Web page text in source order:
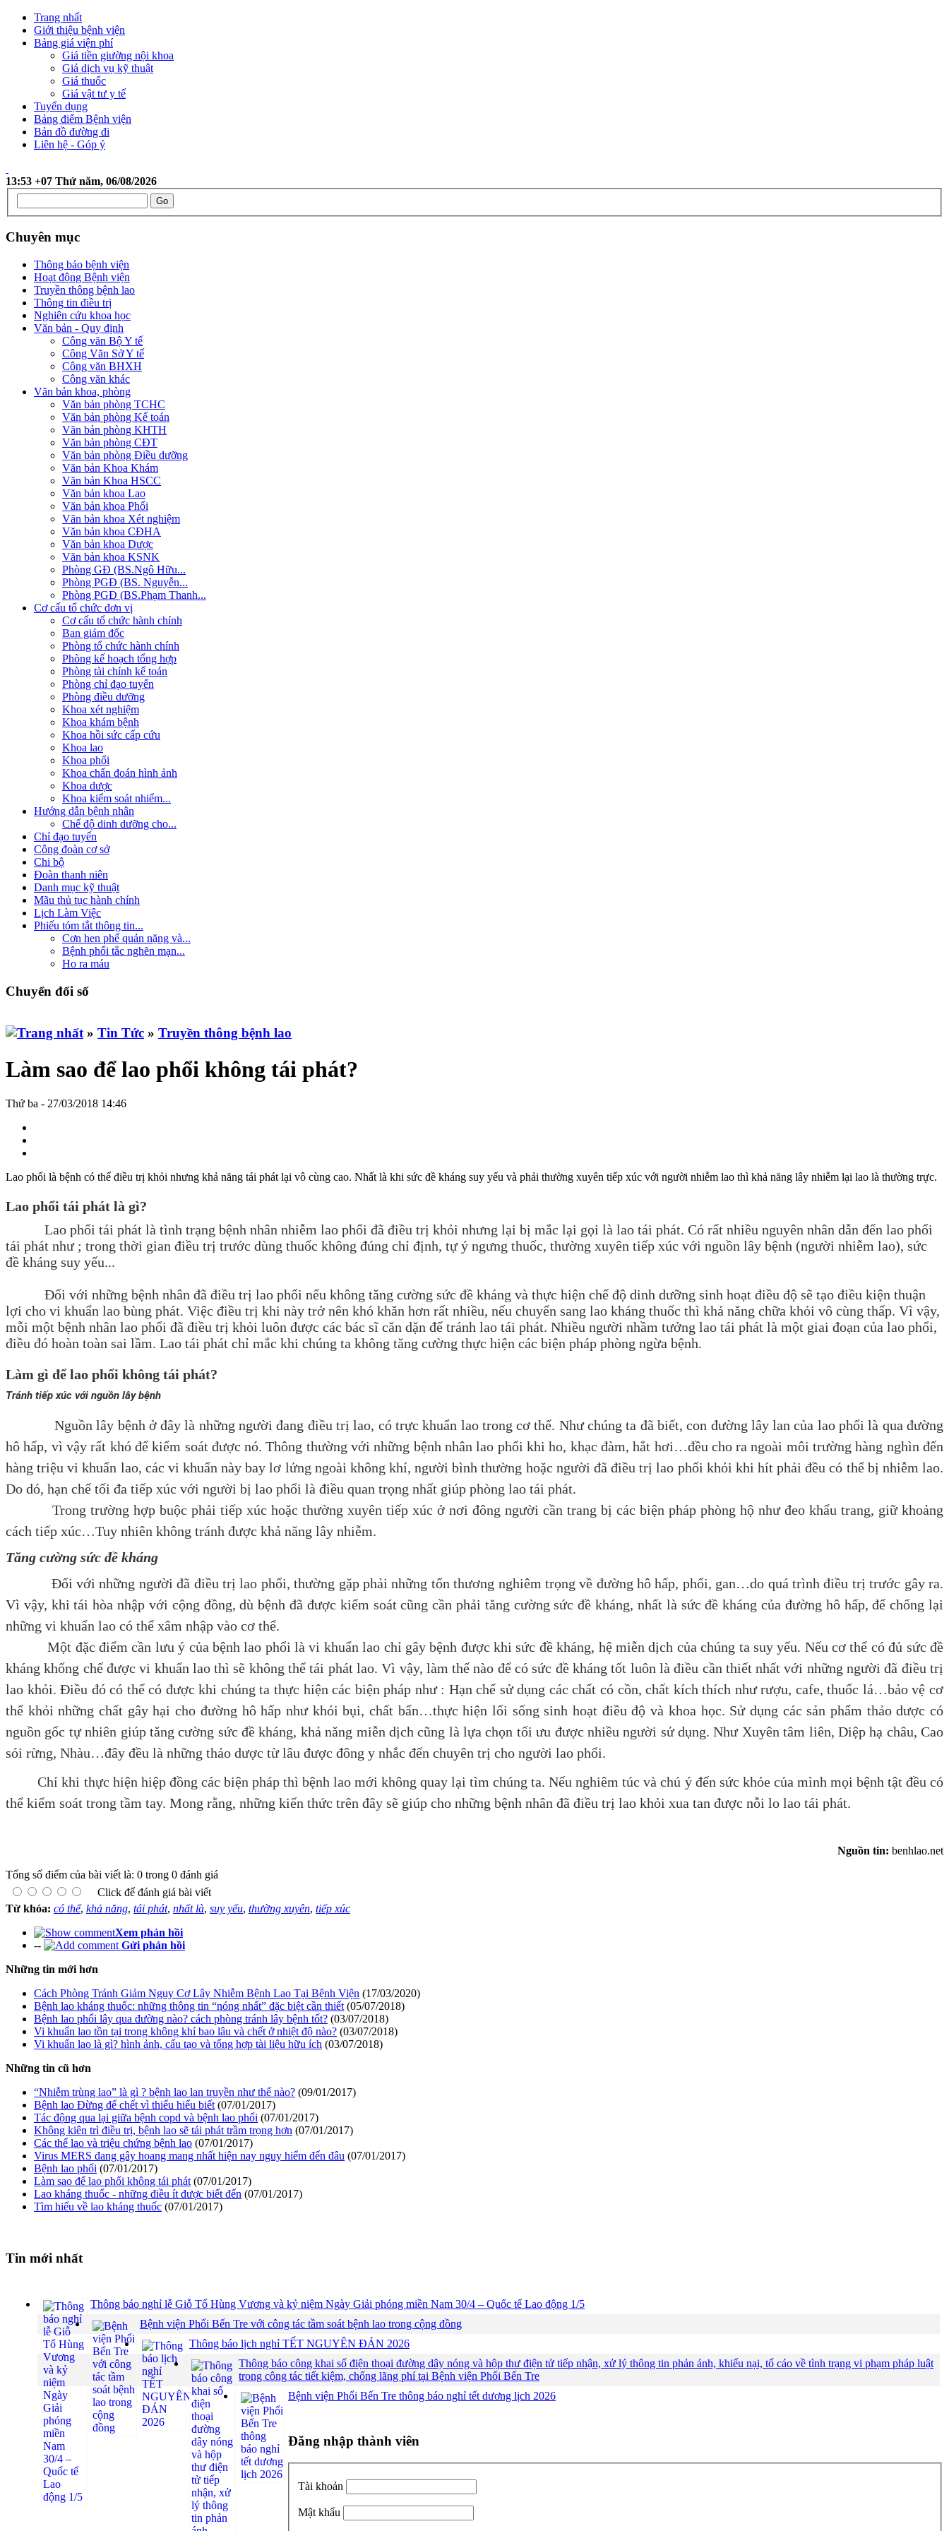
Trang nhất
Giới thiệu bệnh viện
Bảng giá viện phí
Giá tiền giường nội khoa
Giá dịch vụ kỹ thuật
Giá thuốc
Giá vật tư y tế
Tuyển dụng
Bảng điểm Bệnh viện
Bản đồ đường đi
Liên hệ - Góp ý
13:53 +07 Thứ năm, 06/08/2026
Chuyên mục
Thông báo bệnh viện
Hoạt động Bệnh viện
Truyền thông bệnh lao
Thông tin điều trị
Nghiên cứu khoa học
Văn bản - Quy định
Công văn Bộ Y tế
Công Văn Sở Y tế
Công văn BHXH
Công văn khác
Văn bản khoa, phòng
Văn bản phòng TCHC
Văn bản phòng Kế toán
Văn bản phòng KHTH
Văn bản phòng CĐT
Văn bản phòng Điều dưỡng
Văn bản Khoa Khám
Văn bản Khoa HSCC
Văn bản khoa Lao
Văn bản khoa Phổi
Văn bản khoa Xét nghiệm
Văn bản khoa CĐHA
Văn bản khoa Dược
Văn bản khoa KSNK
Phòng GĐ (BS.Ngô Hữu...
Phòng PGĐ (BS. Nguyễn...
Phòng PGĐ (BS.Phạm Thanh...
Cơ cấu tổ chức đơn vị
Cơ cấu tổ chức hành chính
Ban giám đốc
Phòng tổ chức hành chính
Phòng kế hoạch tổng hợp
Phòng tài chính kế toán
Phòng chỉ đạo tuyến
Phòng điều dưỡng
Khoa xét nghiệm
Khoa khám bệnh
Khoa hồi sức cấp cứu
Khoa lao
Khoa phổi
Khoa chẩn đoán hình ảnh
Khoa dược
Khoa kiểm soát nhiểm...
Hướng dẫn bệnh nhân
Chế độ dinh dưỡng cho...
Chỉ đạo tuyến
Công đoàn cơ sở
Chi bộ
Đoàn thanh niên
Danh mục kỹ thuật
Mãu thủ tục hành chính
Lịch Làm Việc
Phiếu tóm tắt thông tin...
Cơn hen phế quản nặng và...
Bệnh phổi tắc nghẽn mạn...
Ho ra máu
Chuyển đổi số
» Tin Tức » Truyền thông bệnh lao
Làm sao để lao phổi không tái phát?
Thứ ba - 27/03/2018 14:46
Lao phổi là bệnh có thể điều trị khỏi nhưng khả năng tái phát lại vô cùng cao. Nhất là khi sức đề kháng suy yếu và phải thường xuyên tiếp xúc với người nhiễm lao thì khả năng lây nhiễm lại lao là thường trực.
Lao phổi tái phát là gì?
Lao phổi tái phát là tình trạng bệnh nhân nhiễm lao phổi đã điều trị khỏi nhưng lại bị mắc lại gọi là lao tái phát. Có rất nhiều nguyên nhân dẫn đến lao phổi
tái phát như ; trong thời gian điều trị trước dùng thuốc không đúng chỉ định, tự ý ngưng thuốc, thường xuyên tiếp xúc với nguồn lây bệnh (người nhiễm lao), sức
đề kháng suy yếu...
Đối với những bệnh nhân đã điều trị lao phổi nếu không tăng cường sức đề kháng và thực hiện chế độ dinh dưỡng sinh hoạt điều độ sẽ tạo điều kiện thuận
lợi cho vi khuẩn lao bùng phát. Việc điều trị khi này trở nên khó khăn hơn rất nhiều, nếu chuyển sang lao kháng thuốc thì khả năng chữa khỏi vô cùng thấp. Vì vậy,
mỗi một bệnh nhân lao phổi đã điều trị khỏi luôn được các bác sĩ căn dặn để tránh lao tái phát. Nhiều người nhầm tưởng lao tái phát là một giai đoạn của lao phổi,
điều đó hoàn toàn sai lầm. Lao tái phát chỉ mắc khi chúng ta không tăng cường thực hiện các biện pháp phòng ngừa bệnh.
Làm gì để lao phổi không tái phát?
Tránh tiếp xúc với nguồn lây bệnh
Nguồn lây bệnh ở đây là những người đang điều trị lao, có trực khuẩn lao trong cơ thể. Như chúng ta đã biết, con đường lây lan của lao phổi là qua đường
hô hấp, vì vậy rất khó để kiểm soát được nó. Thông thường với những bệnh nhân lao phổi khi ho, khạc đàm, hắt hơi…đều cho ra ngoài môi trường hàng nghìn đến
hàng triệu vi khuẩn lao, các vi khuẩn này bay lơ lửng ngoài không khí, người bình thường hoặc người đã điều trị lao phổi khỏi khi hít phải đều có thể bị nhiễm lao.
Do dó, hạn chế tối đa tiếp xúc với người bị lao phổi là điều quan trọng nhất giúp phòng lao tái phát.
Trong trường hợp buộc phải tiếp xúc hoặc thường xuyên tiếp xúc ở nơi đông người cần trang bị các biện pháp phòng hộ như đeo khẩu trang, giữ khoảng
cách tiếp xúc…Tuy nhiên không tránh được khả năng lây nhiễm.
Tăng cường sức đề kháng
Đối với những người đã điều trị lao phổi, thường gặp phải những tổn thương nghiêm trọng về đường hô hấp, phổi, gan…do quá trình điều trị trước gây ra.
Vì vậy, khi tái hòa nhập với cộng đồng, dù bệnh đã được kiểm soát cũng cần phải tăng cường sức đề kháng, nhất là sức đề kháng của đường hô hấp, để chống lại
những vi khuẩn lao có thể xâm nhập vào cơ thể.
Một đặc điểm cần lưu ý của bệnh lao phổi là vi khuẩn lao chỉ gây bệnh được khi sức đề kháng, hệ miễn dịch của chúng ta suy yếu. Nếu cơ thể có đủ sức đề
kháng khống chế được vi khuẩn lao thì sẽ không thể tái phát lao. Vì vậy, làm thế nào để có sức đề kháng tốt luôn là điều cần thiết nhất với những người đã điều trị
lao khỏi. Điều đó có thể có được khi chúng ta thực hiện các biện pháp như : Hạn chế sử dụng các chất có cồn, chất kích thích như rượu, cafe, thuốc lá…bảo vệ cơ
thể khỏi những chất gây hại cho đường hô hấp như khói bụi, chất bẩn…thực hiện lối sống sinh hoạt điều độ và khoa học. Sử dụng các sản phẩm thảo dược có
nguồn gốc tự nhiên giúp tăng cường sức đề kháng, khả năng miễn dịch cũng là lựa chọn tối ưu được nhiều người sử dụng. Như Xuyên tâm liên, Diệp hạ châu, Cao
sói rừng, Nhàu…đây đều là những thảo dược từ lâu được đông y nhắc đến chuyên trị cho người lao phổi.
Chỉ khi thực hiện hiệp đồng các biện pháp thì bệnh lao mới không quay lại tìm chúng ta. Nếu nghiêm túc và chú ý đến sức khỏe của mình mọi bệnh tật đều có
thể kiểm soát trong tầm tay. Mong rằng, những kiến thức trên đây sẽ giúp cho những bệnh nhân đã điều trị lao khỏi xua tan được nỗi lo lao tái phát.
Nguồn tin: benhlao.net
Tổng số điểm của bài viết là: 0 trong 0 đánh giá
Click để đánh giá bài viết
Từ khóa: có thể, khả năng, tái phát, nhất là, suy yếu, thường xuyên, tiếp xúc
Xem phản hồi
--
Gửi phản hồi
Những tin mới hơn
Cách Phòng Tránh Giảm Nguy Cơ Lây Nhiễm Bệnh Lao Tại Bệnh Viện (17/03/2020)
Bệnh lao kháng thuốc: những thông tin “nóng nhất” đặc biệt cần thiết (05/07/2018)
Bệnh lao phổi lây qua đường nào? cách phòng tránh lây bệnh tốt? (03/07/2018)
Vi khuẩn lao tồn tại trong không khí bao lâu và chết ở nhiệt độ nào? (03/07/2018)
Vi khuẩn lao là gì? hình ảnh, cấu tạo và tổng hợp tài liệu hữu ích (03/07/2018)
Những tin cũ hơn
“Nhiễm trùng lao” là gì ? bệnh lao lan truyền như thế nào? (09/01/2017)
Bệnh lao Đừng để chết vì thiếu hiểu biết (07/01/2017)
Tác động qua lại giữa bệnh copd và bệnh lao phổi (07/01/2017)
Không kiên trì điều trị, bệnh lao sẽ tái phát trầm trọng hơn (07/01/2017)
Các thể lao và triệu chứng bệnh lao (07/01/2017)
Virus MERS đang gây hoang mang nhất hiện nay nguy hiểm đến đâu (07/01/2017)
Bệnh lao phổi (07/01/2017)
Làm sao để lao phổi không tái phát (07/01/2017)
Lao kháng thuốc - những điều ít được biết đến (07/01/2017)
Tìm hiểu về lao kháng thuốc (07/01/2017)
Tin mới nhất
Thông báo nghỉ lễ Giỗ Tổ Hùng Vương và kỷ niệm Ngày Giải phóng miền Nam 30/4 – Quốc tế Lao động 1/5
Bệnh viện Phổi Bến Tre với công tác tầm soát bệnh lao trong cộng đồng
Thông báo lịch nghỉ TẾT NGUYÊN ĐÁN 2026
Thông báo công khai số điện thoại đường dây nóng và hộp thư điện tử tiếp nhận, xử lý thông tin phản ánh, khiếu nại, tố cáo về tình trạng vi phạm pháp luật
trong công tác tiết kiệm, chống lãng phí tại Bệnh viện Phổi Bến Tre
Bệnh viện Phổi Bến Tre thông báo nghỉ tết dương lịch 2026
Đăng nhập thành viên
Tài khoản
Mật khẩu